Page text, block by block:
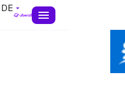
DE